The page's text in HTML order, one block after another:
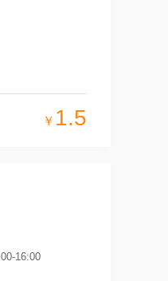
￥ 1.5
16:00